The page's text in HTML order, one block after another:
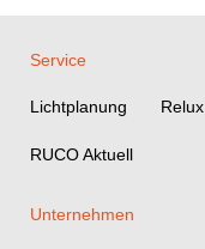
Service
Lichtplanung Relux
RUCO Aktuell
Unternehmen